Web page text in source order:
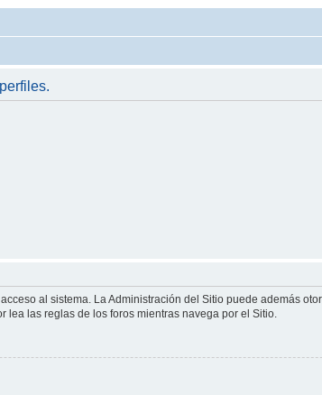
al sistema. La Administración del Sitio puede además
las reglas de los foros mientras navega por el Sitio.